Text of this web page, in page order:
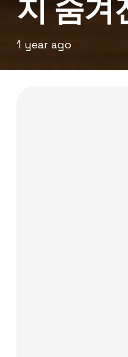
지 숨겨
1 year ago